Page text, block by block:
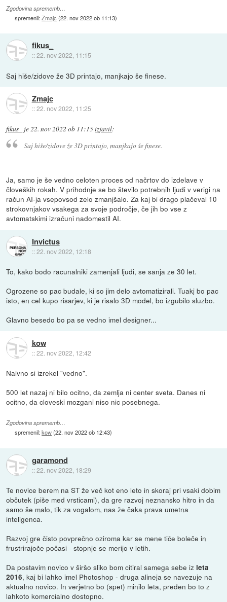
Zgodovina sprememb…
spremenil:Zmajc (22. nov 2022 ob 11:13)
fikus_
::22. nov 2022, 11:15
Saj hiše/zidove že 3D printajo, manjkajo še finese.
Zmajc
::22. nov 2022, 11:25
fikus_ je22. nov 2022 ob 11:15izjavil:
Saj hiše/zidove že 3D printajo, manjkajo še finese.
Ja, samo je še vedno celoten proces od načrtov do izdelave v
človeških rokah. V prihodnje se bo število potrebnih ljudi v verigi na
račun AI-ja vsepovsod zelo zmanjšalo. Za kaj bi drago plačeval 10
strokovnjakov vsakega za svoje področje, če jih bo vse z
avtomatskimi izračuni nadomestil AI.
Invictus
::22. nov 2022, 12:18
To, kako bodo racunalniki zamenjali ljudi, se sanja ze 30 let.
Ogrozene so pac budale, ki so jim delo avtomatizirali. Tuakj bo pac
isto, en cel kupo risarjev, ki je risalo 3D model, bo izgubilo sluzbo.
Glavno besedo bo pa se vedno imel designer...
kow
::22. nov 2022, 12:42
Naivno si izrekel "vedno".
500 let nazaj ni bilo ocitno, da zemlja ni center sveta. Danes ni
ocitno, da cloveski mozgani niso nic posebnega.
Zgodovina sprememb…
spremenil:kow(22. nov 2022 ob 12:43)
garamond
::22. nov 2022, 18:29
Te novice berem na ST že več kot eno leto in skoraj pri vsaki dobim
občutek (piše med vrsticami), da gre razvoj neznansko hitro in da
samo še malo, tik za vogalom, nas že čaka prava umetna
inteligenca.
Razvoj gre čisto povprečno oziroma kar se mene tiče boleče in
frustrirajoče počasi - stopnje se merijo v letih.
Da postavim novico v širšo sliko bom citiral samega sebe iz leta
2016, kaj bi lahko imel Photoshop - druga alineja se navezuje na
aktualno novico. In verjetno bo (spet) minilo leta, preden bo to z
lahkoto komercialno dostopno.